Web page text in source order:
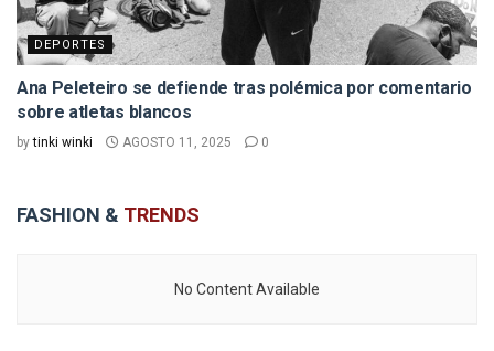
DEPORTES
Ana Peleteiro se defiende tras polémica por comentario
sobre atletas blancos
by tinki winki AGOSTO 11, 2025 0
FASHION & TRENDS
No Content Available